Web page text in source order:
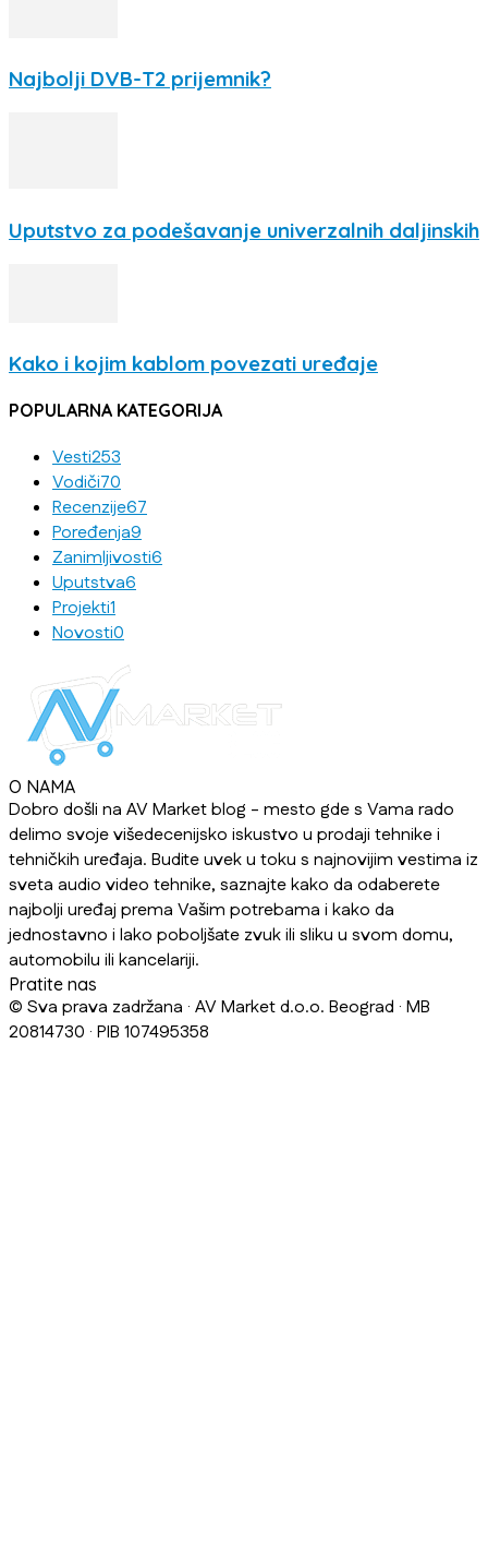
Najbolji DVB-T2 prijemnik?
Uputstvo za podešavanje univerzalnih daljinskih
Kako i kojim kablom povezati uređaje
POPULARNA KATEGORIJA
Vesti253
Vodiči70
Recenzije67
Poređenja9
Zanimljivosti6
Uputstva6
Projekti1
Novosti0
O NAMA
Dobro došli na AV Market blog - mesto gde s Vama rado
delimo svoje višedecenijsko iskustvo u prodaji tehnike i
tehničkih uređaja. Budite uvek u toku s najnovijim vestima iz
sveta audio video tehnike, saznajte kako da odaberete
najbolji uređaj prema Vašim potrebama i kako da
jednostavno i lako poboljšate zvuk ili sliku u svom domu,
automobilu ili kancelariji.
Pratite nas
© Sva prava zadržana · AV Market d.o.o. Beograd · MB
20814730 · PIB 107495358